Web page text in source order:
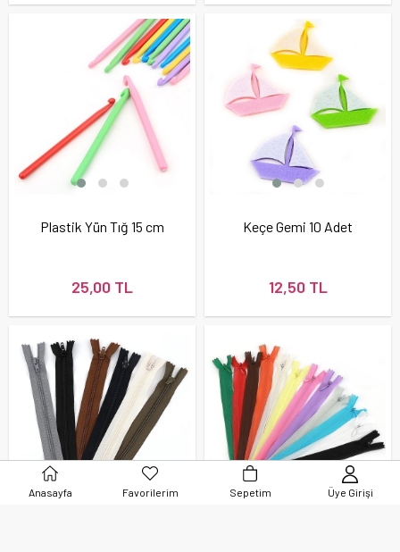
Plastik Yün Tığ 15 cm
25,00 TL
Keçe Gemi 10 Adet
12,50 TL
Anasayfa Favorilerim Sepetim Üye Girişi